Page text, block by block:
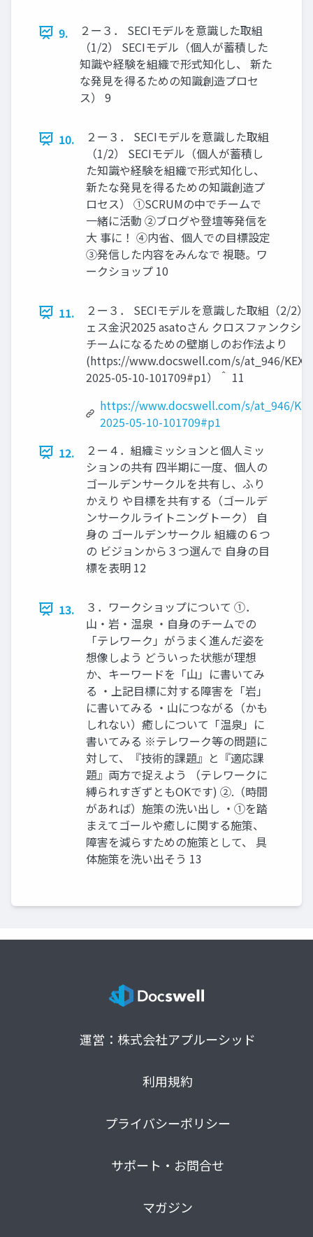
9.
２ー３． SECIモデルを意識した取組
（1/2） SECIモデル（個人が蓄積した
知識や経験を組織で形式知化し、 新た
な発見を得るための知識創造プロセ
ス） 9
10.
２ー３． SECIモデルを意識した取組
（1/2） SECIモデル（個人が蓄積し
た知識や経験を組織で形式知化し、
新たな発見を得るための知識創造プ
ロセス） ①SCRUMの中でチームで
一緒に活動 ②ブログや登壇等発信を
大 事に！ ④内省、個人での目標設定
③発信した内容をみんなで 視聴。ワ
ークショップ 10
11.
２ー３． SECIモデルを意識した取組（2/2）
ェス金沢2025 asatoさん クロスファンクシ
チームになるための壁崩しのお作法より
(https://www.docswell.com/s/at_946/
2025-05-10-101709#p1）＾ 11
https://www.docswell.com/s/at_946/
2025-05-10-101709#p1
12.
２ー４．組織ミッションと個人ミッ
ションの共有 四半期に一度、個人の
ゴールデンサークルを共有し、ふり
かえり や目標を共有する（ゴールデ
ンサークルライトニングトーク） 自
身の ゴールデンサークル 組織の６つ
の ビジョンから３つ選んで 自身の目
標を表明 12
13.
３．ワークショップについて ①．
山・岩・温泉 ・自身のチームでの
「テレワーク」がうまく進んだ姿を
想像しよう どういった状態が理想
か、キーワードを「山」に書いてみ
る ・上記目標に対する障害を「岩」
に書いてみる ・山につながる（かも
しれない）癒しについて「温泉」に
書いてみる ※テレワーク等の問題に
対して、『技術的課題』と『適応課
題』両方で捉えよう （テレワークに
縛られすぎずともOKです) ②.（時間
があれば）施策の洗い出し ・①を踏
まえてゴールや癒しに関する施策、
障害を減らすための施策として、 具
体施策を洗い出そう 13
運営：株式会社アプルーシッド
利用規約
プライバシーポリシー
サポート・お問合せ
マガジン